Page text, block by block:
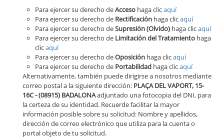
Para ejercer su derecho deAcceso haga clicaquí
Para ejercer su derecho de Rectificación haga clicaquí
Para ejercer su derecho deSupresión (Olvido) haga clicaquí
Para ejercer su derecho de Limitación del Tratamiento haga
clicaquí
Para ejercer su derecho deOposición haga clicaquí
Para ejercer su derecho de Portabilidad haga clicaquí
Alternativamente, también puede dirigirse a nosotros mediante
correo postal a la siguiente dirección: PLAÇA DEL VAPORT, 15-
16C - (08915) BADALONAadjuntado una fotocopia del DNI, para
la certeza de su identidad. Recuerde facilitar la mayor
información posible sobre su solicitud: Nombre y apellidos,
dirección de correo electrónico que utiliza para la cuenta o
portal objeto de tu solicitud.